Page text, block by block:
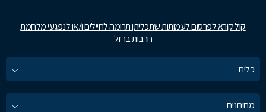
קול קורא לפרסום לעמותות שתכליתן תרומה לחיילים ו/או לנפגעי מלחמת
חרבות ברזל
כלים
מחירונים